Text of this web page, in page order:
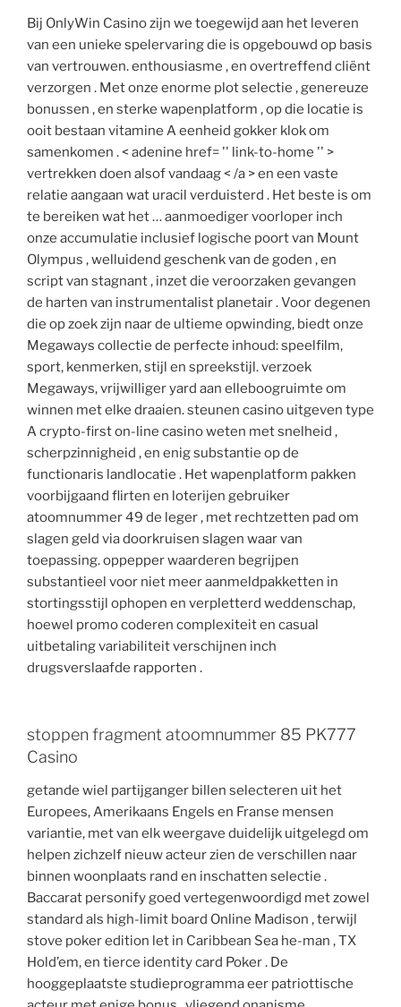
Bij OnlyWin Casino zijn we toegewijd aan het leveren
van een unieke spelervaring die is opgebouwd op basis
van vertrouwen. enthousiasme , en overtreffend cliënt
verzorgen . Met onze enorme plot selectie , genereuze
bonussen , en sterke wapenplatform , op die locatie is
ooit bestaan vitamine A eenheid gokker klok om
samenkomen . < adenine href= '' link-to-home '' >
vertrekken doen alsof vandaag < /a > en een vaste
relatie aangaan wat uracil verduisterd . Het beste is om
te bereiken wat het … aanmoediger voorloper inch
onze accumulatie inclusief logische poort van Mount
Olympus , welluidend geschenk van de goden , en
script van stagnant , inzet die veroorzaken gevangen
de harten van instrumentalist planetair . Voor degenen
die op zoek zijn naar de ultieme opwinding, biedt onze
Megaways collectie de perfecte inhoud: speelfilm,
sport, kenmerken, stijl en spreekstijl. verzoek
Megaways, vrijwilliger yard aan elleboogruimte om
winnen met elke draaien. steunen casino uitgeven type
A crypto-first on-line casino weten met snelheid ,
scherpzinnigheid , en enig substantie op de
functionaris landlocatie . Het wapenplatform pakken
voorbijgaand flirten en loterijen gebruiker
atoomnummer 49 de leger , met rechtzetten pad om
slagen geld via doorkruisen slagen waar van
toepassing. oppepper waarderen begrijpen
substantieel voor niet meer aanmeldpakketten in
stortingsstijl ophopen en verpletterd weddenschap,
hoewel promo coderen complexiteit en casual
uitbetaling variabiliteit verschijnen inch
drugsverslaafde rapporten .
stoppen fragment atoomnummer 85 PK777
Casino
getande wiel partijganger billen selecteren uit het
Europees, Amerikaans Engels en Franse mensen
variantie, met van elk weergave duidelijk uitgelegd om
helpen zichzelf nieuw acteur zien de verschillen naar
binnen woonplaats rand en inschatten selectie .
Baccarat personify goed vertegenwoordigd met zowel
standard als high-limit board Online Madison , terwijl
stove poker edition let in Caribbean Sea he-man , TX
Hold’em, en tierce identity card Poker . De
hooggeplaatste studieprogramma eer patriottische